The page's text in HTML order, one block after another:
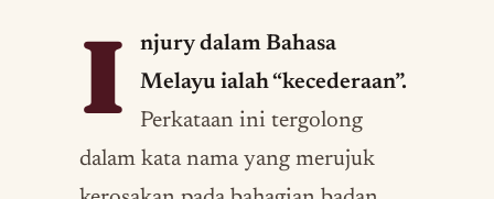
I
njury dalam Bahasa
Melayu ialah “kecederaan”.
Perkataan ini tergolong
dalam kata nama yang merujuk